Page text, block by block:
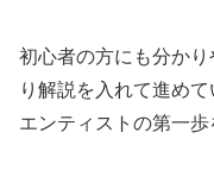
初心者の方にも分か
り解説を入れて進め
エンティストの第一歩